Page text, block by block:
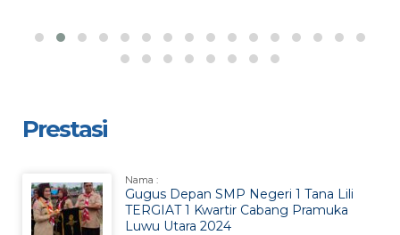
Prestasi
Nama :
Gugus Depan SMP Negeri 1 Tana Lili
TERGIAT 1 Kwartir Cabang Pramuka
Luwu Utara 2024